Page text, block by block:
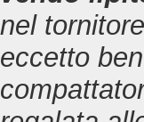
nel
eccetto